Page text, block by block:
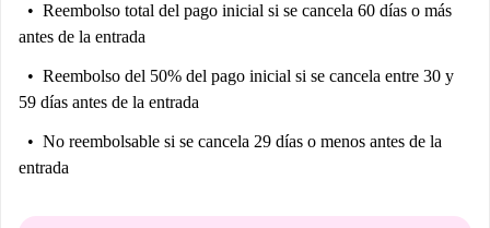
Reembolso total del pago inicial si se cancela 60 días o más
antes de la entrada
Reembolso del 50% del pago inicial si se cancela entre 30 y
59 días antes de la entrada
No reembolsable si se cancela 29 días o menos antes de la
entrada